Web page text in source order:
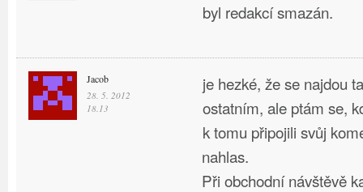
byl redakcí smazán.
Jacob
28. 5. 2012
18.13
je hezké, že se najdou
ostatním, ale ptám se,
k tomu připojili svůj
nahlas.
Při obchodní návštěvě